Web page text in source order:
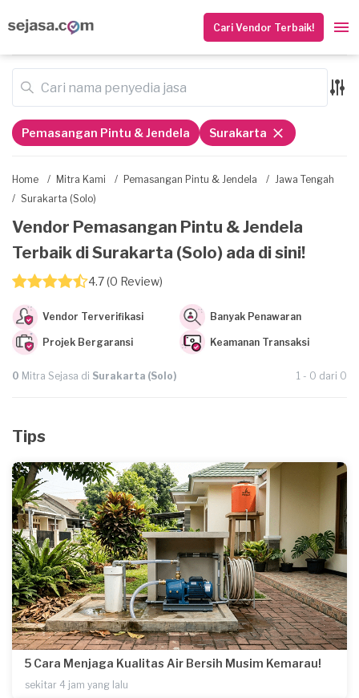
Cari Vendor Terbaik!
Home / Mitra Kami / Pemasangan Pintu & Jendela / Jawa Tengah
/ Surakarta (Solo)
Vendor Pemasangan Pintu & Jendela
Terbaik di Surakarta (Solo) ada di sini!
4.7 (0 Review)
Vendor Terverifikasi Banyak Penawaran
Projek Bergaransi Keamanan Transaksi
0 Mitra Sejasa di Surakarta (Solo) 1 - 0 dari 0
Pemasangan Pintu & Jendela Surakarta
Tips
5 Cara Menjaga Kualitas Air Bersih Musim Kemarau!
sekitar 4 jam yang lalu